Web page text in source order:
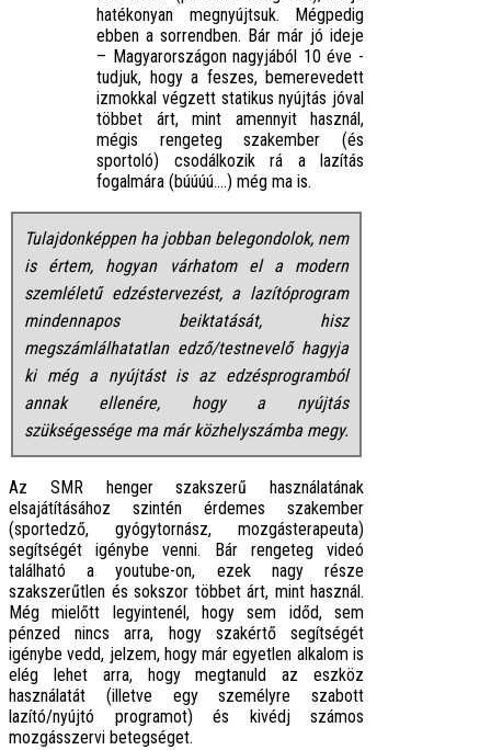
hatékonyan megnyújtsuk. Mégpedig
ebben a sorrendben. Bár már jó ideje
– Magyarországon nagyjából 10 éve -
tudjuk, hogy a feszes, bemerevedett
izmokkal végzett statikus nyújtás jóval
többet árt, mint amennyit használ,
mégis rengeteg szakember (és
sportoló) csodálkozik rá a lazítás
fogalmára (búúúú....) még ma is.
Tulajdonképpen ha jobban belegondolok, nem
is értem, hogyan várhatom el a modern
szemléletű edzéstervezést, a lazítóprogram
mindennapos beiktatását, hisz
megszámlálhatatlan edző/testnevelő hagyja
ki még a nyújtást is az edzésprogramból
annak ellenére, hogy a nyújtás
szükségessége ma már közhelyszámba megy.
Az SMR henger szakszerű használatának
elsajátításához szintén érdemes szakember
(sportedző, gyógytornász, mozgásterapeuta)
segítségét igénybe venni. Bár rengeteg videó
található a youtube-on, ezek nagy része
szakszerűtlen és sokszor többet árt, mint használ.
Még mielőtt legyintenél, hogy sem időd, sem
pénzed nincs arra, hogy szakértő segítségét
igénybe vedd, jelzem, hogy már egyetlen alkalom is
elég lehet arra, hogy megtanuld az eszköz
használatát (illetve egy személyre szabott
lazító/nyújtó programot) és kivédj számos
mozgásszervi betegséget.